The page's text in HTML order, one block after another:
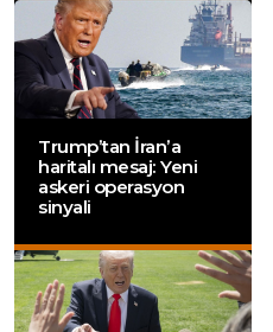
Trump’tan İran’a
haritalı mesaj: Yeni
askeri operasyon
sinyali